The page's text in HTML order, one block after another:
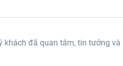
khách đã quan tâm, tin tưởng